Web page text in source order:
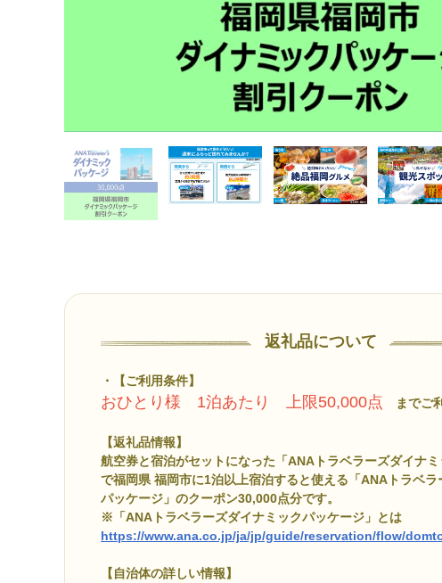
返礼品について
【ご利用条件】
おひとり様 1泊あたり 上限50,000点 までご
【返礼品情報】
航空券と宿泊がセットになった「ANAトラベラーズダイナミ
で福岡県 福岡市に1泊以上宿泊すると使える「ANAトラベラ
パッケージ」のクーポン30,000点分です。
※「ANAトラベラーズダイナミックパッケージ」とは
https://www.ana.co.jp/ja/jp/guide/reservation/flow/
【自治体の詳しい情報】